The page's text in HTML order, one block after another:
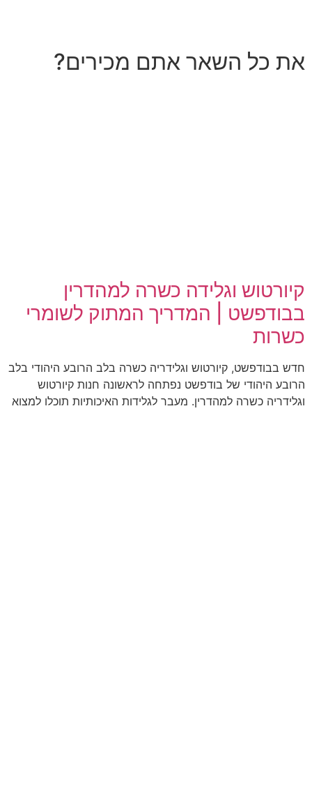
את כל השאר אתם מכירים?
קיורטוש וגלידה כשרה למהדרין
בבודפשט | המדריך המתוק לשומרי
כשרות
חדש בבודפשט, קיורטוש וגלידריה כשרה בלב הרובע היהודי בלב
הרובע היהודי של בודפשט נפתחה לראשונה חנות קיורטוש
וגלידריה כשרה למהדרין. מעבר לגלידות האיכותיות תוכלו למצוא